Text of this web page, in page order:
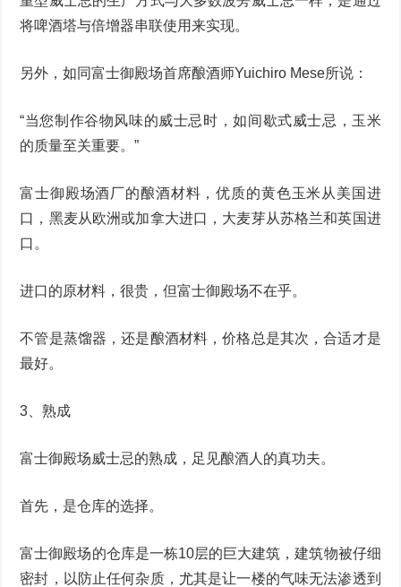
将啤酒塔与倍增器串联使用来实现。
另外，如同富士御殿场首席酿酒师Yuichiro Mese所说：
“当您制作谷物风味的威士忌时，如间歇式威士忌，玉米
的质量至关重要。”
富士御殿场酒厂的酿酒材料，优质的黄色玉米从美国进
口，黑麦从欧洲或加拿大进口，大麦芽从苏格兰和英国进
口。
进口的原材料，很贵，但富士御殿场不在乎。
不管是蒸馏器，还是酿酒材料，价格总是其次，合适才是
最好。
3、熟成
富士御殿场威士忌的熟成，足见酿酒人的真功夫。
首先，是仓库的选择。
富士御殿场的仓库是一栋10层的巨大建筑，建筑物被仔细
密封，以防止任何杂质，尤其是让一楼的气味无法渗透到